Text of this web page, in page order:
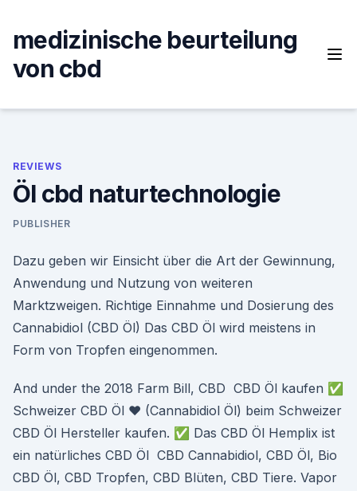
content
medizinische beurteilung
von cbd
REVIEWS
Öl cbd naturtechnologie
PUBLISHER
Dazu geben wir Einsicht über die Art der Gewinnung,
Anwendung und Nutzung von weiteren
Marktzweigen. Richtige Einnahme und Dosierung des
Cannabidiol (CBD Öl) Das CBD Öl wird meistens in
Form von Tropfen eingenommen.
And under the 2018 Farm Bill, CBD CBD Öl kaufen ✅
Schweizer CBD Öl ❤ (Cannabidiol Öl) beim Schweizer
CBD Öl Hersteller kaufen. ✅ Das CBD Öl Hemplix ist
ein natürliches CBD Öl CBD Cannabidiol, CBD Öl, Bio
CBD Öl, CBD Tropfen, CBD Blüten, CBD Tiere. Vapor